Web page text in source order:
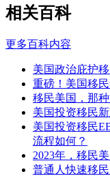
相关百科
更多百科内容
美国政治庇护
重磅！美国移
移民美国，那
美国投资移民
美国投资移民
流程如何？
2023年，移民
普通人快速移